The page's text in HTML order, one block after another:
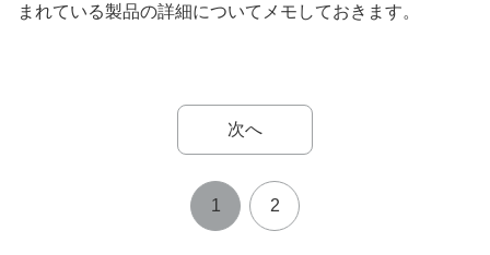
まれている製品の詳細についてメモしておきます。
次へ
1 2